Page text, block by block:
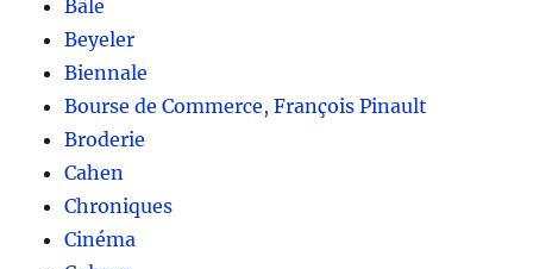
Bâle
Beyeler
Biennale
Bourse de Commerce, François Pinault
Broderie
Cahen
Chroniques
Cinéma